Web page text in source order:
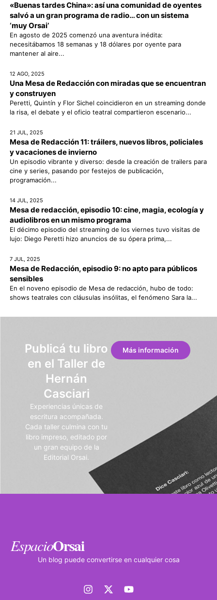
«Buenas tardes China»: así una comunidad de oyentes
salvó a un gran programa de radio… con un sistema
‘muy Orsai’
En agosto de 2025 comenzó una aventura inédita:
necesitábamos 18 semanas y 18 dólares por oyente para
mantener al aire...
12 AGO, 2025
Una Mesa de Redacción con miradas que se encuentran
y construyen
Peretti, Quintín y Flor Sichel coincidieron en un streaming donde
la risa, el debate y el oficio teatral compartieron escenario...
21 JUL, 2025
Mesa de Redacción 11: tráilers, nuevos libros, policiales
y vacaciones de invierno
Un episodio vibrante y diverso: desde la creación de trailers para
cine y series, pasando por festejos de publicación,
programación...
14 JUL, 2025
Mesa de redacción, episodio 10: cine, magia, ecología y
audiolibros en un mismo programa
El décimo episodio del streaming de los viernes tuvo visitas de
lujo: Diego Peretti hizo anuncios de su ópera prima,...
7 JUL, 2025
Mesa de Redacción, episodio 9: no apto para públicos
sensibles
En el noveno episodio de Mesa de redacción, hubo de todo:
shows teatrales con cláusulas insólitas, el fenómeno Sara la...
Publicá tu libro
en el Taller de
Hernán
Casciari
Experiencias únicas de
escritura acompañada.
Cada taller culmina con tu
libro impreso, editado por
un gran equipo de la
Editorial Orsai.
Más información
EspacioOrsai
Un blog puede convertirse en cualquier cosa